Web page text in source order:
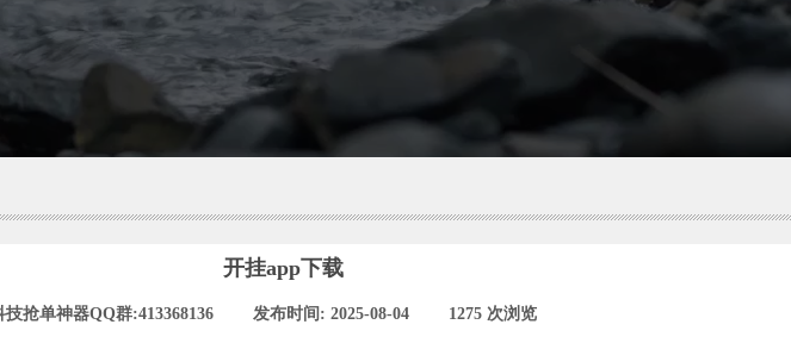
开挂app下载
抢单神器QQ群:413368136 发布时间: 2025-08-04 1275 次浏览